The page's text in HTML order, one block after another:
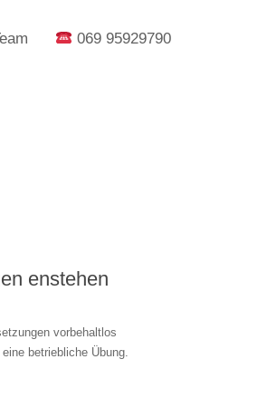
069 95929790
enstehen
vorbehaltlos
betriebliche Übung.